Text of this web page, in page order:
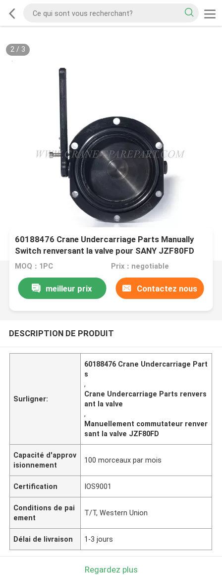
2/ 3
60188476 Crane Undercarriage Parts Manually
Switch renversant la valve pour SANY JZF80FD
MOQ：1PC Prix：negotiable
meilleur prix Contactez nous
DESCRIPTION DE PRODUIT
Surligner:
60188476 Crane Undercarriage Part
s
,
Crane Undercarriage Parts renvers
ant la valve
,
Manuellement commutateur renver
sant la valve JZF80FD
Capacité d'approv
isionnement
100 morceaux par mois
Certification IOS9001
Conditions de pai
ement
T/T, Western Union
Délai de livraison 1-3 jours
Regardez plus